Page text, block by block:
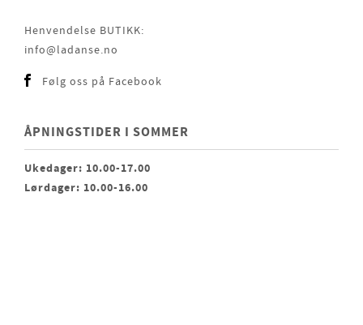
Henvendelse BUTIKK:
info@ladanse.no
Følg oss på Facebook
ÅPNINGSTIDER I SOMMER
Ukedager: 10.00-17.00
Lørdager: 10.00-16.00